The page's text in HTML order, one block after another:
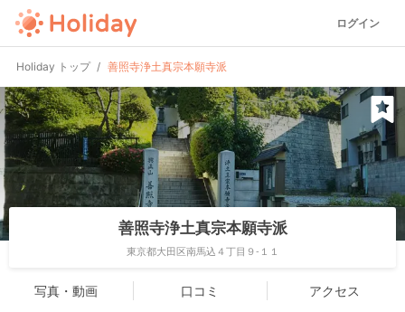
ログイン
Holiday トップ 善照寺浄土真宗本願寺派
善照寺浄土真宗本願寺派
東京都大田区南馬込４丁目９-１１
写真・動画 口コミ アクセス